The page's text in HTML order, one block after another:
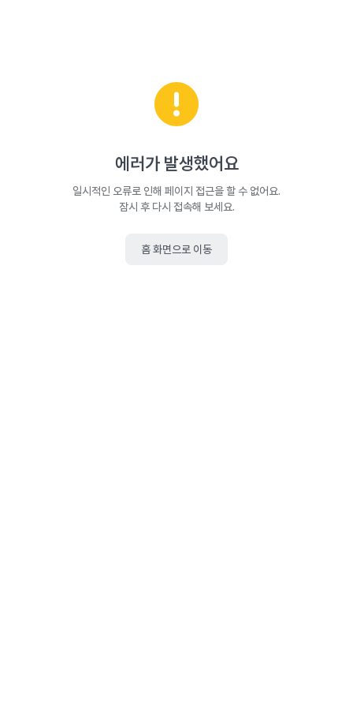
에러가 발생했어요
일시적인 오류로 인해 페이지 접근을 할 수 없어요.
잠시 후 다시 접속해 보세요.
홈 화면으로 이동